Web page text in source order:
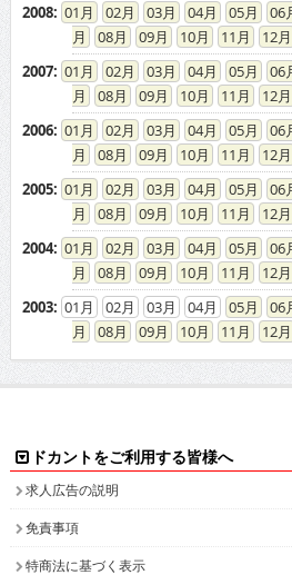
2008: 01 02 03 04 05 06
08
09 10 11
12
2007: 01 02 03 04 05 06
08
09 10 11
12
2006: 01 02 03 04 05 06
08
09 10 11
12
2005: 01 02 03 04 05 06
08
09 10 11
12
2004: 01 02 03 04 05 06
08
09 10 11
12
2003: 01 02 03 04 05 06
08
09 10 11 12
ドカントをご利用する皆様へ
求人広告の説明
免責事項
特商法に基づく表示